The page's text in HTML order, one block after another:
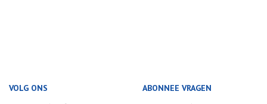
VOLG ONS ABONNEE VRAGEN